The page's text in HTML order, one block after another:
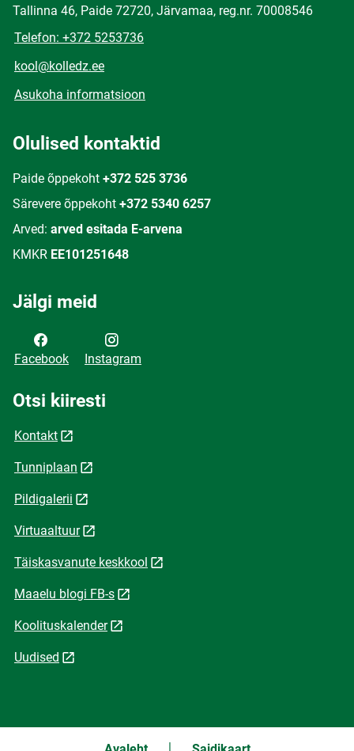
Tallinna 46, Paide 72720, Järvamaa, reg.nr. 70008546
Telefon: +372 5253736
kool@kolledz.ee
Asukoha informatsioon
Olulised kontaktid
Paide õppekoht +372 525 3736
Särevere õppekoht +372 5340 6257
Arved: arved esitada E-arvena
KMKR EE101251648
Jälgi meid
Facebook Instagram
Otsi kiiresti
Kontakt
Tunniplaan
Pildigalerii
Virtuaaltuur
Täiskasvanute keskkool
Maaelu blogi FB-s
Koolituskalender
Uudised